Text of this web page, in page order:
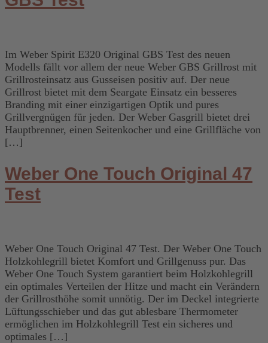
Im Weber Spirit E320 Original GBS Test des neuen
Modells fällt vor allem der neue Weber GBS Grillrost mit
Grillrosteinsatz aus Gusseisen positiv auf. Der neue
Grillrost bietet mit dem Seargate Einsatz ein besseres
Branding mit einer einzigartigen Optik und pures
Grillvergnügen für jeden. Der Weber Gasgrill bietet drei
Hauptbrenner, einen Seitenkocher und eine Grillfläche von
[…]
Weber One Touch Original 47
Test
Weber One Touch Original 47 Test. Der Weber One Touch
Holzkohlegrill bietet Komfort und Grillgenuss pur. Das
Weber One Touch System garantiert beim Holzkohlegrill
ein optimales Verteilen der Hitze und macht ein Verändern
der Grillrosthöhe somit unnötig. Der im Deckel integrierte
Lüftungsschieber und das gut ablesbare Thermometer
ermöglichen im Holzkohlegrill Test ein sicheres und
optimales […]